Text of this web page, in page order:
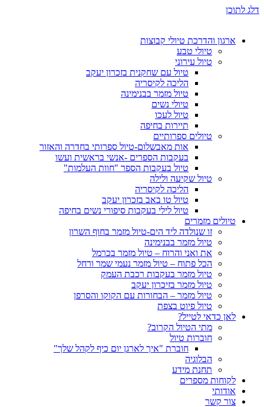
דלג לתוכן
ארגון והדרכת טיולי קבוצות
טיולי טבע
טיול עירוני
טיול עם שחקנית בזכרון יעקב
הליכה לקיסריה
טיול מזמר בבנימינה
טיולי נשים
טיול לעכו
תיירות בחיפה
טיולים ספרותיים
אות מאבשלום-טיול ספרותי בחדרה והאזור
בעקבות הספרים -אנשי בראשית ועשו
טיול בעקבות הספר "חוות העלמות"
טיול שקיעה ולילה
הליכה לקיסריה
טיול טו באב בזכרון יעקב
טיול לילי בעקבות סיפורי נשים בחיפה
טיולים מזמרים
זו שנולדה ליד הים-טיול מזמר בחוף השרון
טיול מזמר בבנימינה
את ואני והרוח – טיול מזמר בכרמל
הכל פתוח – טיול מזמר נעמי שמר ורחל
טיול מזמר בעקבות רכבת העמק
טיול מזמר בזיכרון יעקב
טיול מזמר – הבחורות עם הקוקו והסרפן
טיול פיוט בצפת
לאן כדאי לטייל?
מתי הטיול הקרוב?
חוברות טיול
חוברת "איך לארגן יום כיף לקהל שלך"
הבלוגיה
תחנת מידע
לקוחות מספרים
אודותי
צור קשר